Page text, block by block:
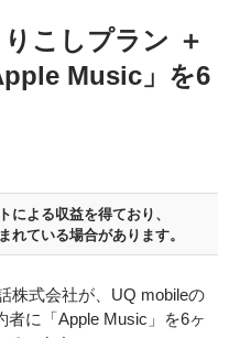
こしプラン ＋
Music」を6
による収益を得ており、
れている場合があります。
株式会社が、UQ mobileの
者に「Apple Music」を6ヶ